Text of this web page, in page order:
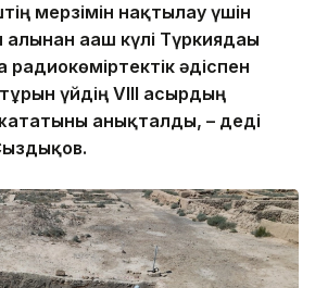
мерзімін нақтылау үшін
ағаш күлі Түркиядағы
радиокөміртектік әдіспен
үйдің VIII ғасырдың
анықталды, – деді